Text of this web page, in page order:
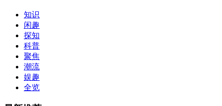
知识
闲趣
探知
科普
聚焦
潮流
娱趣
全览